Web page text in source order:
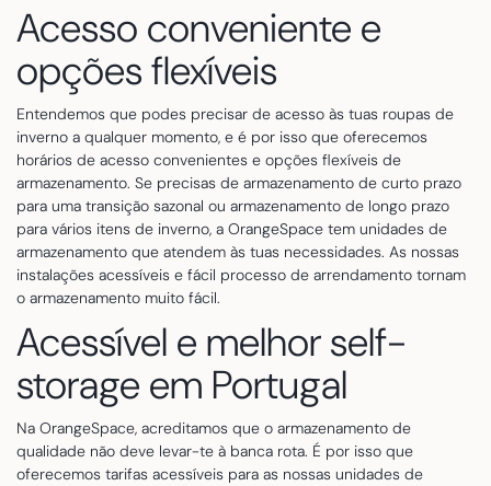
Acesso conveniente e
opções flexíveis
Entendemos que podes precisar de acesso às tuas roupas de
inverno a qualquer momento, e é por isso que oferecemos
horários de acesso convenientes e opções flexíveis de
armazenamento. Se precisas de armazenamento de curto prazo
para uma transição sazonal ou armazenamento de longo prazo
para vários itens de inverno, a OrangeSpace tem unidades de
armazenamento que atendem às tuas necessidades. As nossas
instalações acessíveis e fácil processo de arrendamento tornam
o armazenamento muito fácil.
Acessível e melhor self-
storage em Portugal
Na OrangeSpace, acreditamos que o armazenamento de
qualidade não deve levar-te à banca rota. É por isso que
oferecemos tarifas acessíveis para as nossas unidades de